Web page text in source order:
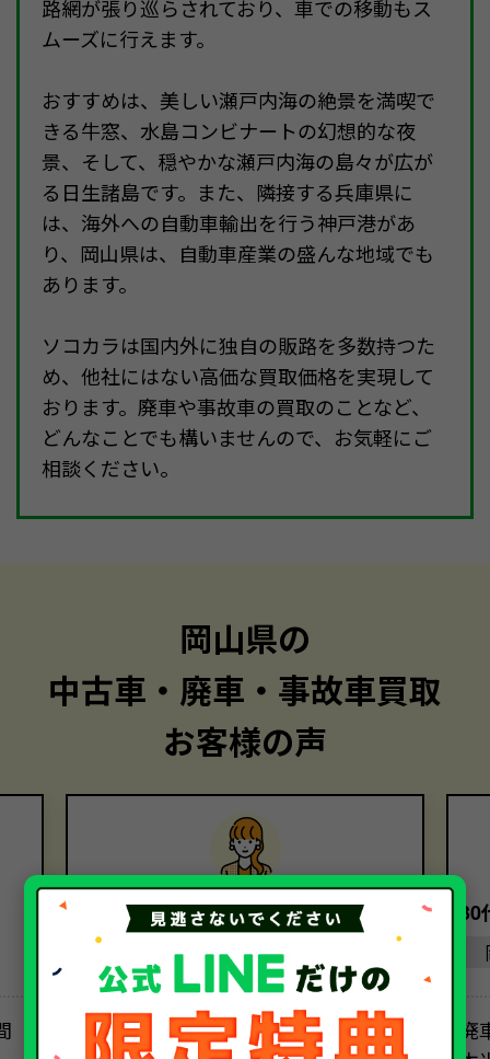
路網が張り巡らされており、車での移動もス
ムーズに行えます。
おすすめは、美しい瀬戸内海の絶景を満喫で
きる牛窓、水島コンビナートの幻想的な夜
景、そして、穏やかな瀬戸内海の島々が広が
る日生諸島です。また、隣接する兵庫県に
は、海外への自動車輸出を行う神戸港があ
り、岡山県は、自動車産業の盛んな地域でも
あります。
ソコカラは国内外に独自の販路を多数持つた
め、他社にはない高価な買取価格を実現して
おります。廃車や事故車の買取のことなど、
どんなことでも構いませんので、お気軽にご
相談ください。
岡山県の
中古車・廃車・事故車買取
お客様の声
50代・女性
レッカー代は意外とかかるものなの